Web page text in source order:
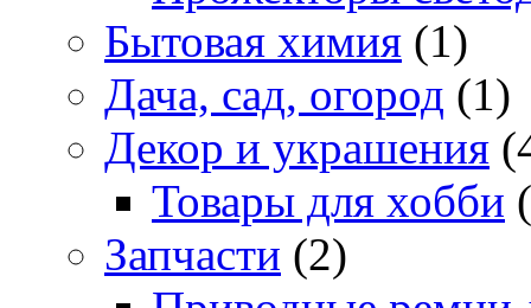
Бытовая химия (1)
Дача, сад, огород (1)
Декор и украшения
Товары для хобби
Запчасти (2)